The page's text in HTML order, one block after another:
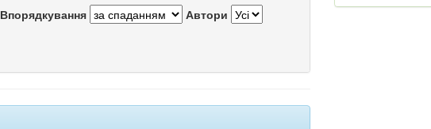
Впорядкування Автори